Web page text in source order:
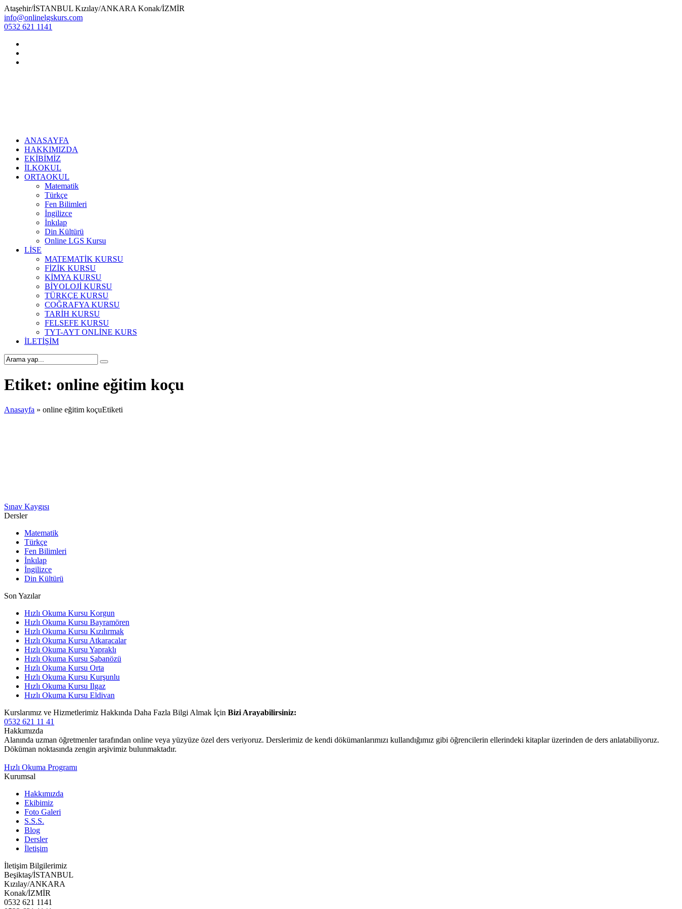
Ataşehir/İSTANBUL Kızılay/ANKARA Konak/İZMİR
info@onlinelgskurs.com
0532 621 1141
ANASAYFA
HAKKIMIZDA
EKİBİMİZ
İLKOKUL
ORTAOKUL
Matematik
Türkçe
Fen Bilimleri
İngilizce
İnkılap
Din Kültürü
Online LGS Kursu
LİSE
MATEMATİK KURSU
FİZİK KURSU
KİMYA KURSU
BİYOLOJİ KURSU
TÜRKÇE KURSU
COĞRAFYA KURSU
TARİH KURSU
FELSEFE KURSU
TYT-AYT ONLİNE KURS
İLETİŞİM
Etiket: online eğitim koçu
Anasayfa » online eğitim koçuEtiketi
Sınav Kaygısı
Dersler
Matematik
Türkçe
Fen Bilimleri
İnkılap
İngilizce
Din Kültürü
Son Yazılar
Hızlı Okuma Kursu Korgun
Hızlı Okuma Kursu Bayramören
Hızlı Okuma Kursu Kızılırmak
Hızlı Okuma Kursu Atkaracalar
Hızlı Okuma Kursu Yapraklı
Hızlı Okuma Kursu Şabanözü
Hızlı Okuma Kursu Orta
Hızlı Okuma Kursu Kurşunlu
Hızlı Okuma Kursu Ilgaz
Hızlı Okuma Kursu Eldivan
Kurslarımız ve Hizmetlerimiz Hakkında Daha Fazla Bilgi Almak İçin Bizi Arayabilirsiniz:
0532 621 11 41
Hakkımızda
Alanında uzman öğretmenler tarafından online veya yüzyüze özel ders veriyoruz. Derslerimiz de kendi dökümanlarımızı kullandığımız gibi öğrencilerin ellerindeki kitaplar üzerinden de ders anlatabiliyoruz.
Döküman noktasında zengin arşivimiz bulunmaktadır.
Hızlı Okuma Programı
Kurumsal
Hakkımızda
Ekibimiz
Foto Galeri
S.S.S.
Blog
Dersler
İletişim
İletişim Bilgilerimiz
Beşiktaş/İSTANBUL
Kızılay/ANKARA
Konak/İZMİR
0532 621 1141